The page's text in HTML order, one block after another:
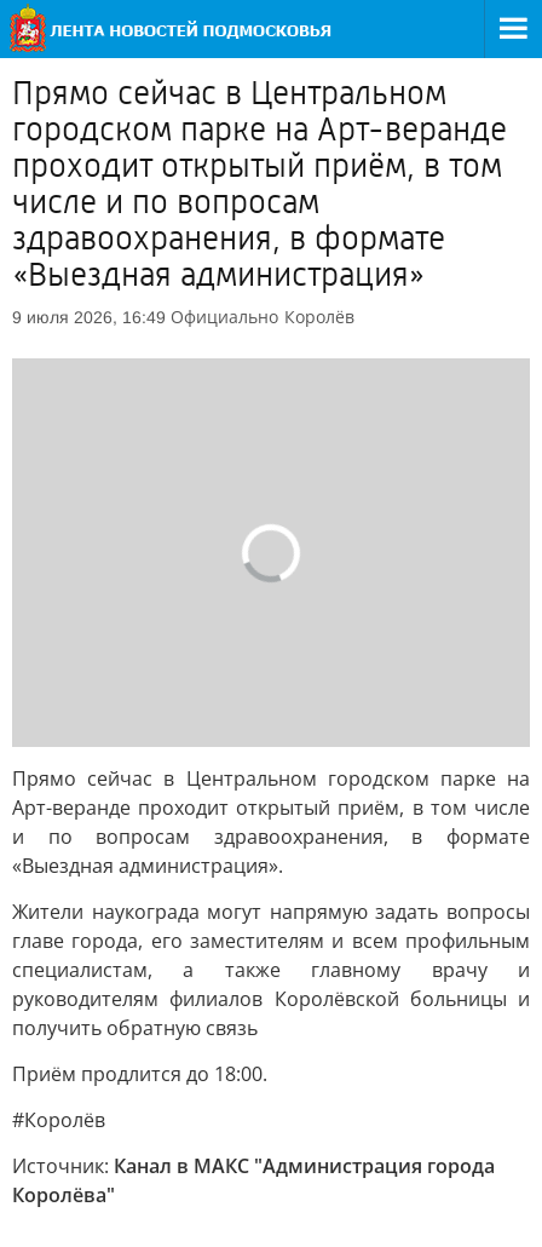
Прямо сейчас в Центральном
городском парке на Арт-веранде
проходит открытый приём, в том
числе и по вопросам
здравоохранения, в формате
«Выездная администрация»
9 июля 2026, 16:49 Официально Королёв
Прямо сейчас в Центральном городском парке на
Арт-веранде проходит открытый приём, в том числе
и по вопросам здравоохранения, в формате
«Выездная администрация».
Жители наукограда могут напрямую задать вопросы
главе города, его заместителям и всем профильным
специалистам, а также главному врачу и
руководителям филиалов Королёвской больницы и
получить обратную связь
Приём продлится до 18:00.
#Королёв
Источник: Канал в МАКС "Администрация города
Королёва"